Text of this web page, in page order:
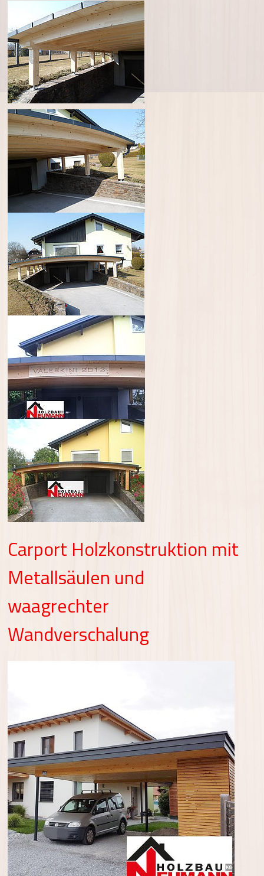
Carport Holzkonstruktion mit
Metallsäulen und
waagrechter
Wandverschalung